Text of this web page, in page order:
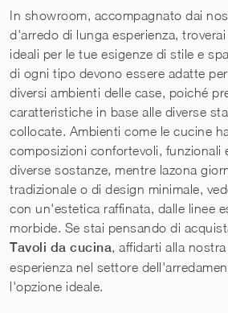
In showroom, accompagnato dai
d'arredo di lunga esperienza,
ideali per le tue esigenze di stile e
di ogni tipo devono essere adatte
diversi ambienti delle case, poiché
caratteristiche in base alle diverse
collocate. Ambienti come le cucine
composizioni confortevoli, funzionali
diverse sostanze, mentre lazona
tradizionale o di design minimale,
con un'estetica raffinata, dalle linee
morbide. Se stai pensando di
Tavoli da cucina, affidarti alla
esperienza nel settore
l'opzione ideale.